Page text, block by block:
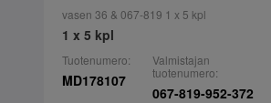
vasen 36 & 067-819 1 x 5 kpl
1 x 5 kpl
Tuotenumero:
MD178107
Valmistajan
tuotenumero:
067-819-952-372